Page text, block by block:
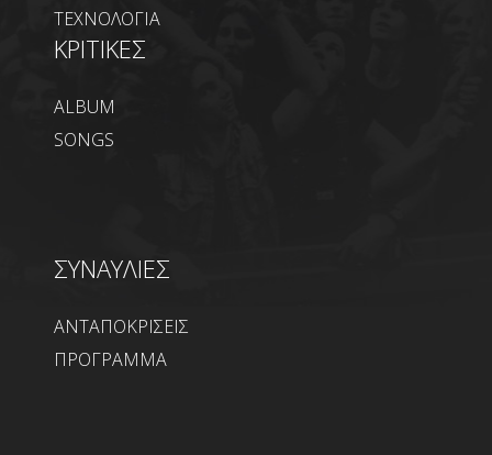
ΤΕΧΝΟΛΟΓΙΑ
ΚΡΙΤΙΚΕΣ
ALBUM
SONGS
ΣΥΝΑΥΛΙΕΣ
ΑΝΤΑΠΟΚΡΙΣΕΙΣ
ΠΡΟΓΡΑΜΜΑ